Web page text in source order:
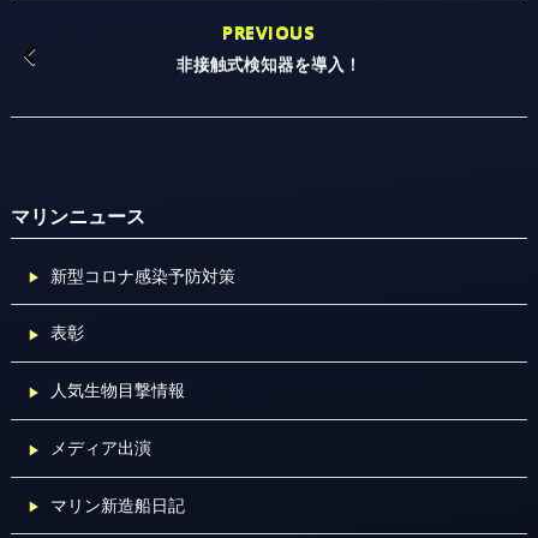
PREVIOUS
非接触式検知器を導入！
マリンニュース
新型コロナ感染予防対策
表彰
人気生物目撃情報
メディア出演
マリン新造船日記